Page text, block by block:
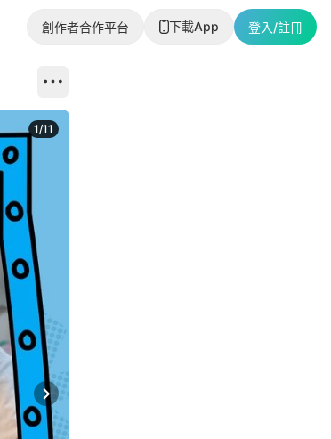
創作者合作平台 下載App 登入/註冊
Next slide
1/11